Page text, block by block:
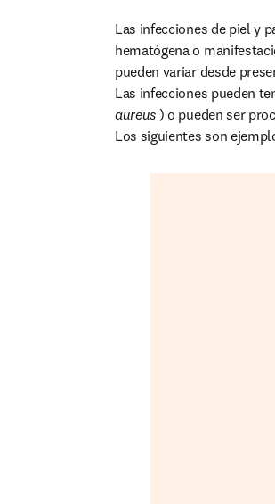
Las infecciones de piel y
hematógena o
pueden variar desde
Las infecciones pueden
aureus ) o pueden ser
Los siguientes son